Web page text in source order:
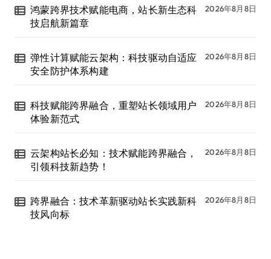
鸿蒙跨界技术赋能电商，站长新生态科
技启航新篇章
2026年8月8日
弹性计算赋能云架构：科技驱动自适应
安全防护体系构建
2026年8月8日
科技赋能跨界融合，重塑站长领域用户
体验新范式
2026年8月8日
云架构站长必知：技术赋能跨界融合，
引领科技新趋势！
2026年8月8日
跨界融合：技术革新驱动站长实践新科
技风向标
2026年8月8日